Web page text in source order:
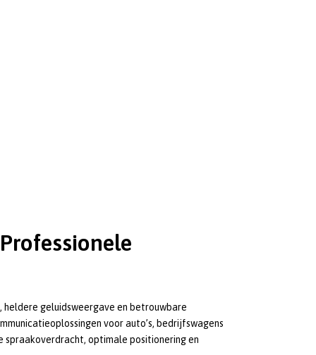
geluidsweergave en betrouwbare
voor auto’s, bedrijfswagens
spraakoverdracht, optimale positionering en